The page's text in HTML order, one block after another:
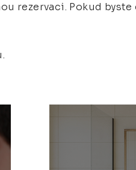
rezervaci. Pokud